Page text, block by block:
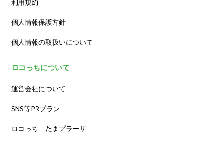
利用規約
個人情報保護方針
個人情報の取扱いについて
ロコっちについて
運営会社について
SNS等PRプラン
ロコっち – たまプラーザ